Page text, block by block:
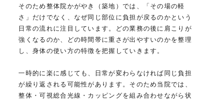
そのため整体院かがやき（築地）では、「その場の軽
さ」だけでなく、なぜ同じ部位に負担が戻るのかという
日常の流れに注目しています。どの業務の後に肩こりが
強くなるのか、どの時間帯に重さが出やすいのかを整理
し、身体の使い方の特徴を把握していきます。
一時的に楽に感じても、日常が変わらなければ同じ負担
が繰り返される可能性があります。そのため当院では、
整体・可視総合光線・カッピングを組み合わせながら状